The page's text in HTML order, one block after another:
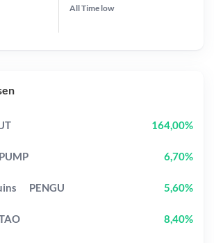
All Time low
164,00%
PUMP 6,70%
PENGU 5,60%
8,40%